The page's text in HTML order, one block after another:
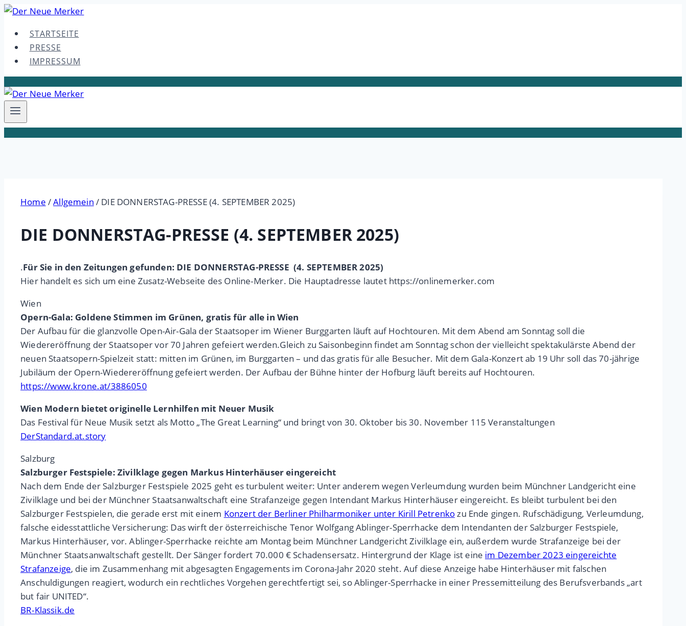
Skip
contentSTARTSEITE
PRESSE
IMPRESSUM
Home /Allgemein / DIE DONNERSTAG-PRESSE (4. SEPTEMBER 2025)
DIE DONNERSTAG-PRESSE (4. SEPTEMBER 2025)
.Für Sie in den Zeitungen gefunden: DIE DONNERSTAG-PRESSE (4. SEPTEMBER 2025)
Hier handelt es sich um eine Zusatz-Webseite des Online-Merker. Die Hauptadresse lautet https://onlinemerker.com
Wien
Opern-Gala: Goldene Stimmen im Grünen, gratis für alle in Wien
Der Aufbau für die glanzvolle Open-Air-Gala der Staatsoper im Wiener Burggarten läuft auf Hochtouren. Mit dem Abend am Sonntag soll die
Wiedereröffnung der Staatsoper vor 70 Jahren gefeiert werden.Gleich zu Saisonbeginn findet am Sonntag schon der vielleicht spektakulärste Abend der
neuen Staatsopern-Spielzeit statt: mitten im Grünen, im Burggarten – und das gratis für alle Besucher. Mit dem Gala-Konzert ab 19 Uhr soll das 70-jährige
Jubiläum der Opern-Wiedereröffnung gefeiert werden. Der Aufbau der Bühne hinter der Hofburg läuft bereits auf Hochtouren.
https://www.krone.at/3886050
Wien Modern bietet originelle Lernhilfen mit Neuer Musik
Das Festival für Neue Musik setzt als Motto „The Great Learning“ und bringt von 30. Oktober bis 30. November 115 Veranstaltungen
DerStandard.at.story
Salzburg
Salzburger Festspiele: Zivilklage gegen Markus Hinterhäuser eingereicht
Nach dem Ende der Salzburger Festspiele 2025 geht es turbulent weiter: Unter anderem wegen Verleumdung wurden beim Münchner Landgericht eine
Zivilklage und bei der Münchner Staatsanwaltschaft eine Strafanzeige gegen Intendant Markus Hinterhäuser eingereicht. Es bleibt turbulent bei den
Salzburger Festspielen, die gerade erst mit einem Konzert der Berliner Philharmoniker unter Kirill Petrenkozu Ende gingen. Rufschädigung, Verleumdung,
falsche eidesstattliche Versicherung: Das wirft der österreichische Tenor Wolfgang Ablinger-Sperrhacke dem Intendanten der Salzburger Festspiele,
Markus Hinterhäuser, vor. Ablinger-Sperrhacke reichte am Montag beim Münchner Landgericht Zivilklage ein, außerdem wurde Strafanzeige bei der
Münchner Staatsanwaltschaft gestellt. Der Sänger fordert 70.000 € Schadensersatz. Hintergrund der Klage ist eine im Dezember 2023 eingereichte
Strafanzeige, die im Zusammenhang mit abgesagten Engagements im Corona-Jahr 2020 steht. Auf diese Anzeige habe Hinterhäuser mit falschen
Anschuldigungen reagiert, wodurch ein rechtliches Vorgehen gerechtfertigt sei, so Ablinger-Sperrhacke in einer Pressemitteilung des Berufsverbands „art
but fair UNITED“.
BR-Klassik.de